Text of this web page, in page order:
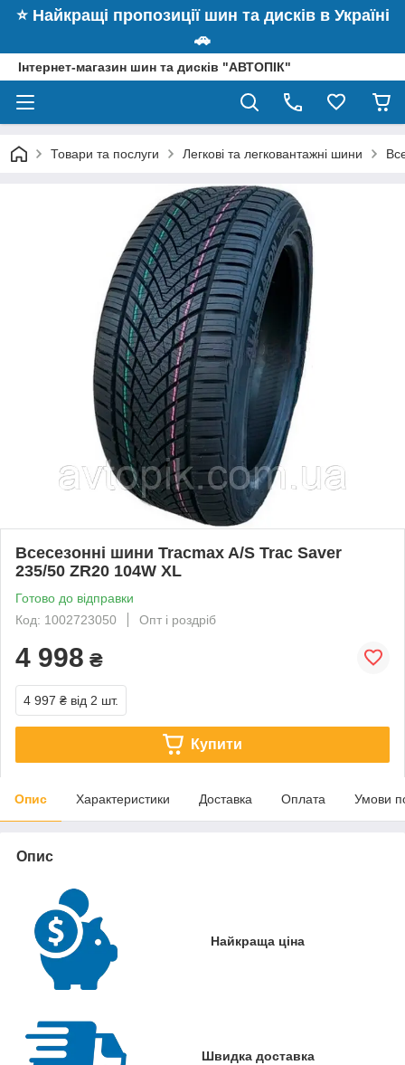
⭐️ Найкращі пропозиції шин та дисків в Україні
🚗
Інтернет-магазин шин та дисків "АВТОПІК"
Товари та послуги Легкові та легковантажні шини
Всесезонні шини Tracmax A/S Trac Saver
235/50 ZR20 104W XL
Готово до відправки
Код: 1002723050
Опт і роздріб
4 998 ₴
4 997 ₴ від 2 шт.
Купити
Опис Характеристики Доставка Оплата Умови
Опис
Найкраща ціна
Швидка доставка